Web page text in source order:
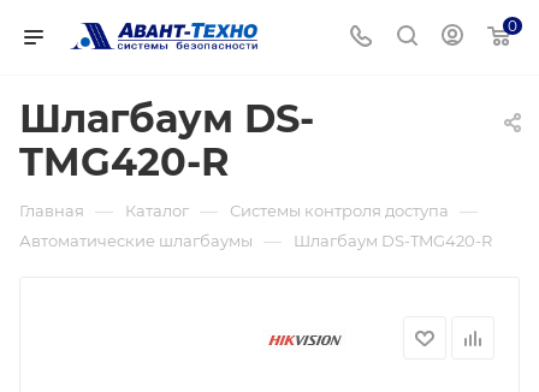
0
Шлагбаум DS-
TMG420-R
Главная — Каталог — Системы контроля доступа —
Автоматические шлагбаумы — Шлагбаум DS-TMG420-R